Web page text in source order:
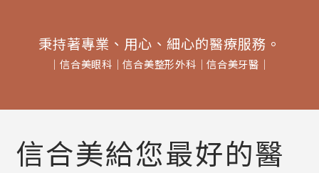
秉持著專業、用心、細心的醫療服務。
│信合美眼科 │信合美整形外科 │信合美牙醫
信合美給您最好的醫